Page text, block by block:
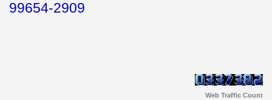
99654-2909
Web Traffic Count